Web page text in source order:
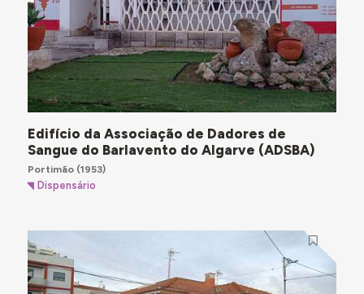
Edifício da Associação de Dadores de
Sangue do Barlavento do Algarve (ADSBA)
Portimão(1953)
Dispensário